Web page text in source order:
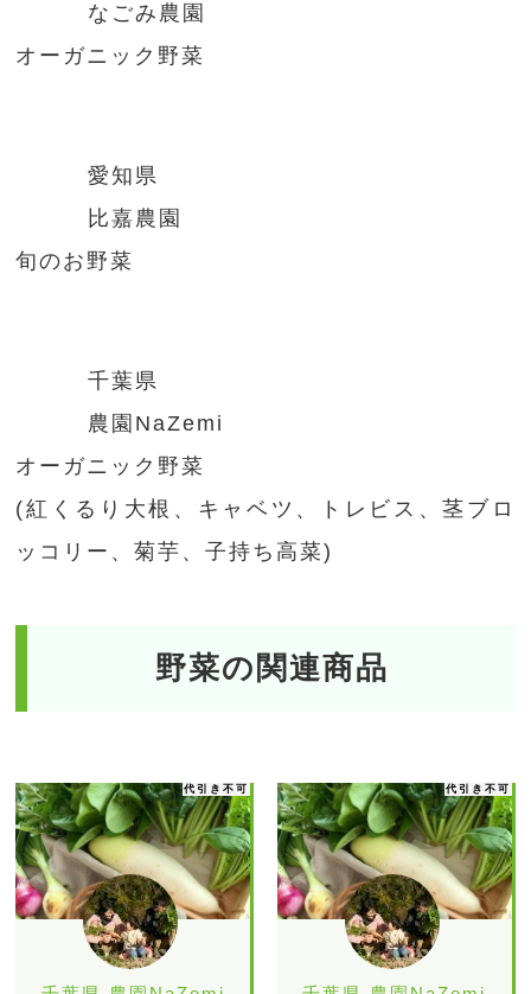
なごみ農園
オーガニック野菜
愛知県
比嘉農園
旬のお野菜
千葉県
農園NaZemi
オーガニック野菜
(紅くるり大根、キャベツ、トレビス、茎ブロ
ッコリー、菊芋、子持ち高菜)
野菜の関連商品
代引き不可 代引き不可